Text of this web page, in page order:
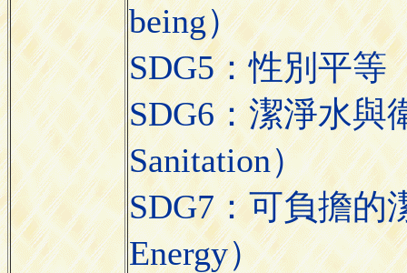
being）
SDG5：性別平等
SDG6：潔淨水與
Sanitation）
SDG7：可負擔的
Energy）